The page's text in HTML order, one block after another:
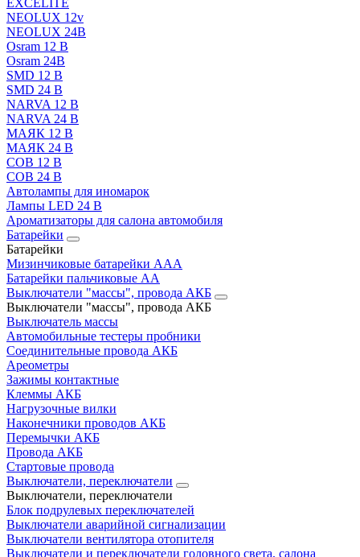
EXCELITE
NEOLUX 12v
NEOLUX 24В
Osram 12 В
Osram 24В
SMD 12 В
SMD 24 В
NARVA 12 В
NARVA 24 В
МАЯК 12 В
МАЯК 24 В
COB 12 В
COB 24 В
Автолампы для иномарок
Лампы LED 24 B
Ароматизаторы для салона автомобиля
Батарейки
Батарейки
Мизинчиковые батарейки AAA
Батарейки пальчиковые АА
Выключатели "массы", провода АКБ
Выключатели "массы", провода АКБ
Выключатель массы
Автомобильные тестеры пробники
Соединительные провода АКБ
Ареометры
Зажимы контактные
Клеммы АКБ
Нагрузочные вилки
Наконечники проводов АКБ
Перемычки АКБ
Провода АКБ
Стартовые провода
Выключатели, переключатели
Выключатели, переключатели
Блок подрулевых переключателей
Выключатели аварийной сигнализации
Выключатели вентилятора отопителя
Выключатели и переключатели головного света, салона